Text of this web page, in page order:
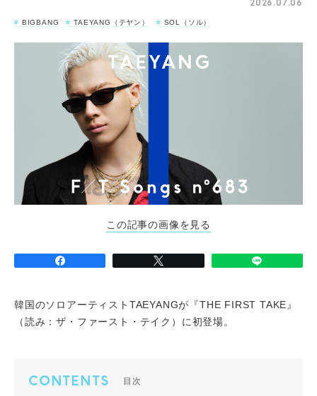
2026.07.06
BIGBANG TAEYANG（テヤン） SOL（ソル）
この記事の画像を見る
韓国のソロアーティストTAEYANGが『THE FIRST TAKE』
（読み：ザ・ファースト・テイク）に初登場。
CONTENTS 目次